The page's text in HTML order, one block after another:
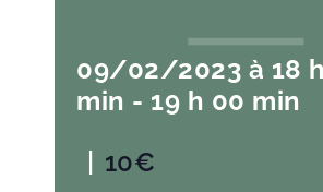
09/02/2023 à 18
min - 19 h 00 min
10€